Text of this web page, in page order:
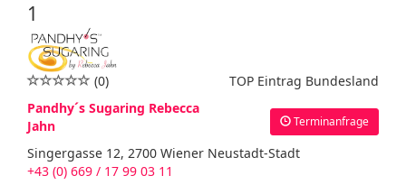
1
TOP Eintrag Bundesland
Terminanfrage
(0)
Pandhy´s Sugaring Rebecca
Jahn
Singergasse 12, 2700 Wiener Neustadt-Stadt
+43 (0) 669 / 17 99 03 11